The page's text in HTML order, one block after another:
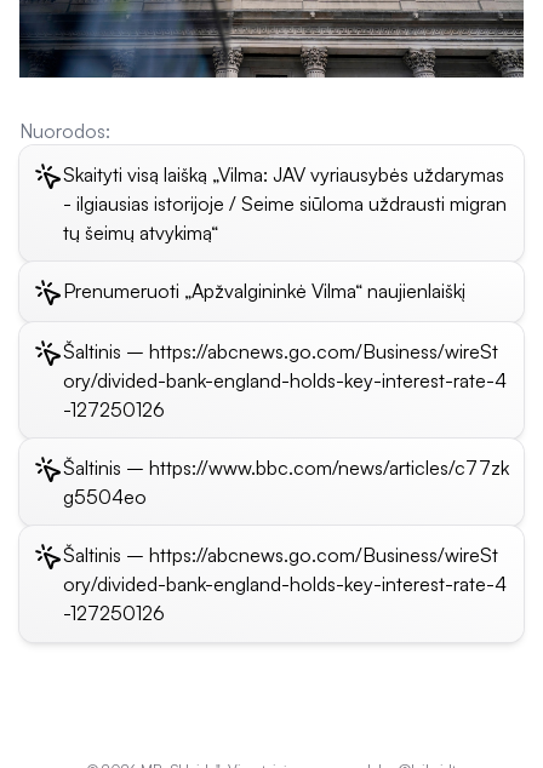
Nuorodos:
Skaityti visą laišką „Vilma: JAV vyriausybės uždarymas
- ilgiausias istorijoje / Seime siūloma uždrausti migran
tų šeimų atvykimą“
Prenumeruoti „Apžvalgininkė Vilma“ naujienlaiškį
Šaltinis – https://abcnews.go.com/Business/wireSt
ory/divided-bank-england-holds-key-interest-rate-4
-127250126
Šaltinis – https://www.bbc.com/news/articles/c77zk
g5504eo
Šaltinis – https://abcnews.go.com/Business/wireSt
ory/divided-bank-england-holds-key-interest-rate-4
-127250126